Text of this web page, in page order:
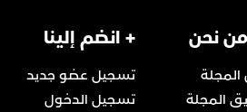
نحن
المجلة
+ انضم إلينا
تسجيل عضو جديد
تسجيل الدخول